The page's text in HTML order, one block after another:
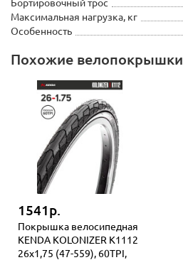
Бортировочный трос
Максимальная нагрузка, кг
Особенность
Похожие велопокрышки
1541р.
Покрышка велосипедная
KENDA KOLONIZER K1112
26x1,75 (47-559), 60TPI,